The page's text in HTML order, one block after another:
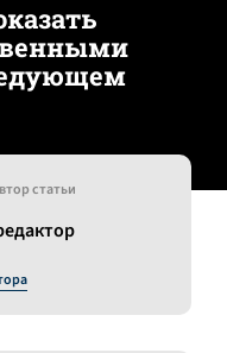
статьи